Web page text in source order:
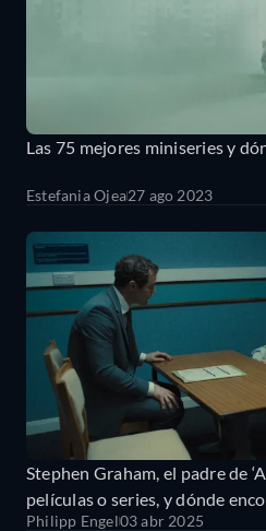
Las 75 mejores miniseries y
Estefania Ojea27 ago 2023
Stephen Graham, el padre de
películas o series, y dónde
Philipp Engel03 abr 2025